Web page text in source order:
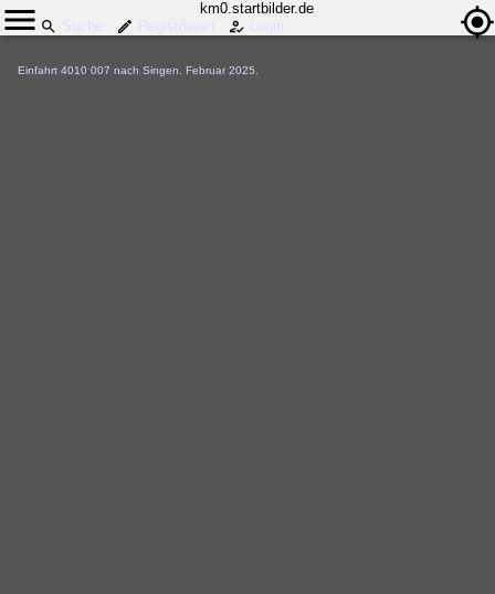
km0.startbilder.de
Einfahrt 4010 007 nach Singen. Februar 2025.